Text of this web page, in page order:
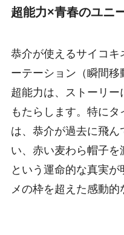
超能力×青春のユニ
恭介が使えるサイコ
ーテーション（瞬間
超能力は、ストーリ
もたらします。特に
は、恭介が過去に飛
い、赤い麦わら帽子
という運命的な真実
メの枠を超えた感動的